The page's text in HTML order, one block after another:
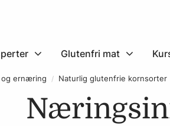
Glutenfri mat
og ernæring Naturlig glutenfrie kornsorter